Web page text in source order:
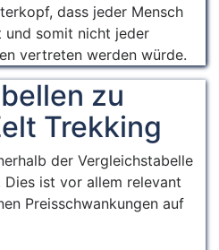
dass jeder Mensch
und somit nicht jeder
vertreten werden würde.
zu
Trekking
der Vergleichstabelle
Dies ist vor allem relevant
Preisschwankungen auf